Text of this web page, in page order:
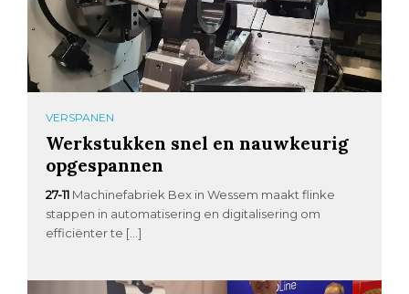
VERSPANEN
Werkstukken snel en nauwkeurig
opgespannen
27-11 Machinefabriek Bex in Wessem maakt flinke
stappen in automatisering en digitalisering om
efficiënter te […]